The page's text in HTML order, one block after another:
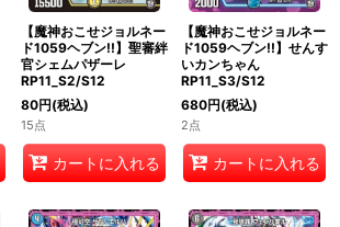
【魔神おこせジョルネー
ド1059ヘブン!!】聖審絆
官シェムパザーレ
RP11_S2/S12
80円(税込)
15点
カートに入れる
【魔神おこせジョルネー
ド1059ヘブン!!】せんす
いカンちゃん
RP11_S3/S12
680円(税込)
2点
カートに入れる